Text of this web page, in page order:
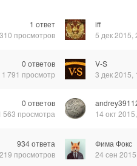
1 ответ
просмотров
iff
5 дек 2015,
0 ответов
1 791 просмотр
V-S
3 дек 2015,
0 ответов
563 просмотра
14 окт
934ответа
просмотров
Фима Фокс
24 сен